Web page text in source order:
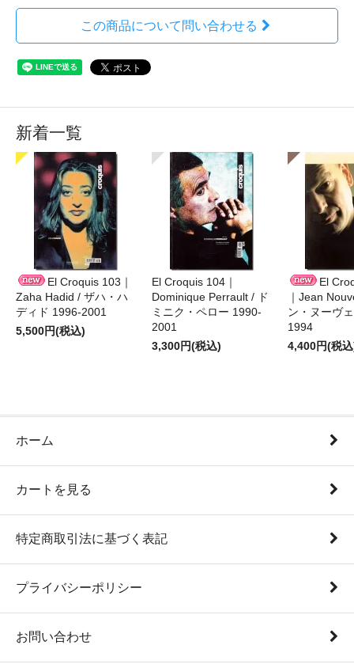
この商品について問い合わせる
新着一覧
El Croquis 103｜
Zaha Hadid / ザハ・ハ
ディド 1996-2001
5,500円(税込)
El Croquis 104｜
Dominique Perrault / ド
ミニク・ペロー 1990-
2001
3,300円(税込)
El
｜Jean
ン・ヌーヴ
1994
4,400円(税
ホーム
カートを見る
特定商取引法に基づく表記
プライバシーポリシー
お問い合わせ